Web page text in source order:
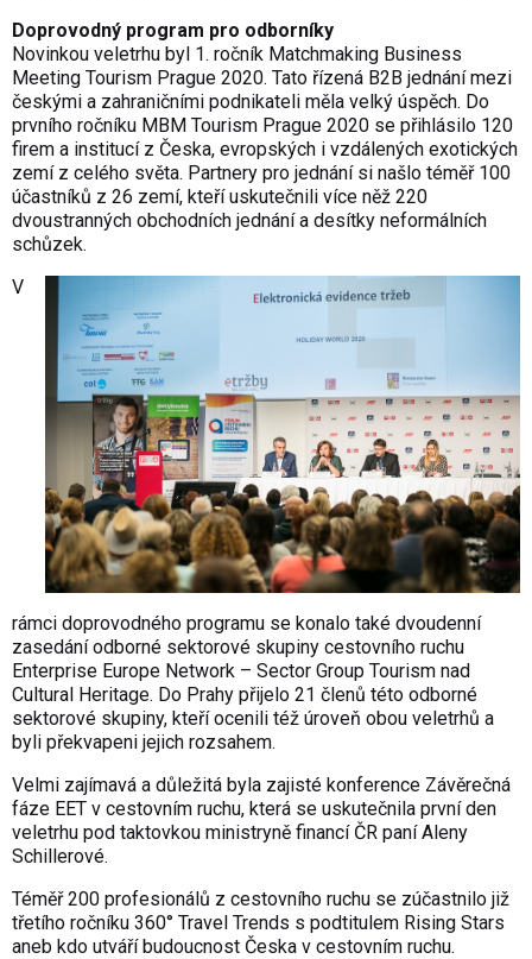
Doprovodný program pro odborníky
Novinkou veletrhu byl 1. ročník Matchmaking Business
Meeting Tourism Prague 2020. Tato řízená B2B jednání mezi
českými a zahraničními podnikateli měla velký úspěch. Do
prvního ročníku MBM Tourism Prague 2020 se přihlásilo 120
firem a institucí z Česka, evropských i vzdálených exotických
zemí z celého světa. Partnery pro jednání si našlo téměř 100
účastníků z 26 zemí, kteří uskutečnili více něž 220
dvoustranných obchodních jednání a desítky neformálních
schůzek.
V
rámci doprovodného programu se konalo také dvoudenní
zasedání odborné sektorové skupiny cestovního ruchu
Enterprise Europe Network – Sector Group Tourism nad
Cultural Heritage. Do Prahy přijelo 21 členů této odborné
sektorové skupiny, kteří ocenili též úroveň obou veletrhů a
byli překvapeni jejich rozsahem.
Velmi zajímavá a důležitá byla zajisté konference Závěrečná
fáze EET v cestovním ruchu, která se uskutečnila první den
veletrhu pod taktovkou ministryně financí ČR paní Aleny
Schillerové.
Téměř 200 profesionálů z cestovního ruchu se zúčastnilo již
třetího ročníku 360° Travel Trends s podtitulem Rising Stars
aneb kdo utváří budoucnost Česka v cestovním ruchu.